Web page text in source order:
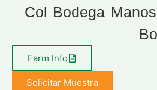
Col Bodega
Farm Info
Solicitar Muestra